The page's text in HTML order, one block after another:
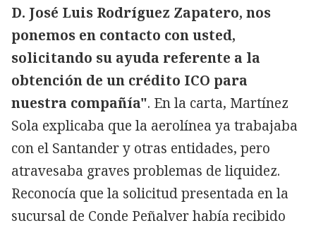
D. José Luis Rodríguez Zapatero, nos
ponemos en contacto con usted,
solicitando su ayuda referente a la
obtención de un crédito ICO para
nuestra compañía". En la carta, Martínez
Sola explicaba que la aerolínea ya trabajaba
con el Santander y otras entidades, pero
atravesaba graves problemas de liquidez.
Reconocía que la solicitud presentada en la
sucursal de Conde Peñalver había recibido